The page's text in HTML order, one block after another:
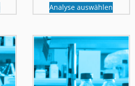
Analyse auswählen